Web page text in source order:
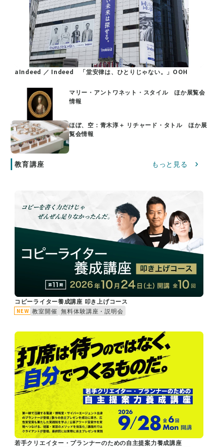
aIndeed ／ Indeed 「堂安律は、ひとりじゃない。」OOH
マリー・アントワネット・スタイル ほか展覧会
情報
ほぼ、空：青木淳＋ リチャード・タトル ほか展
覧会情報
教育講座 もっと見る
コピーライター養成講座 叩き上げコース
NEW 教室開催 無料体験講座・説明会
若手クリエイター・プランナーのための自主提案力養成講座